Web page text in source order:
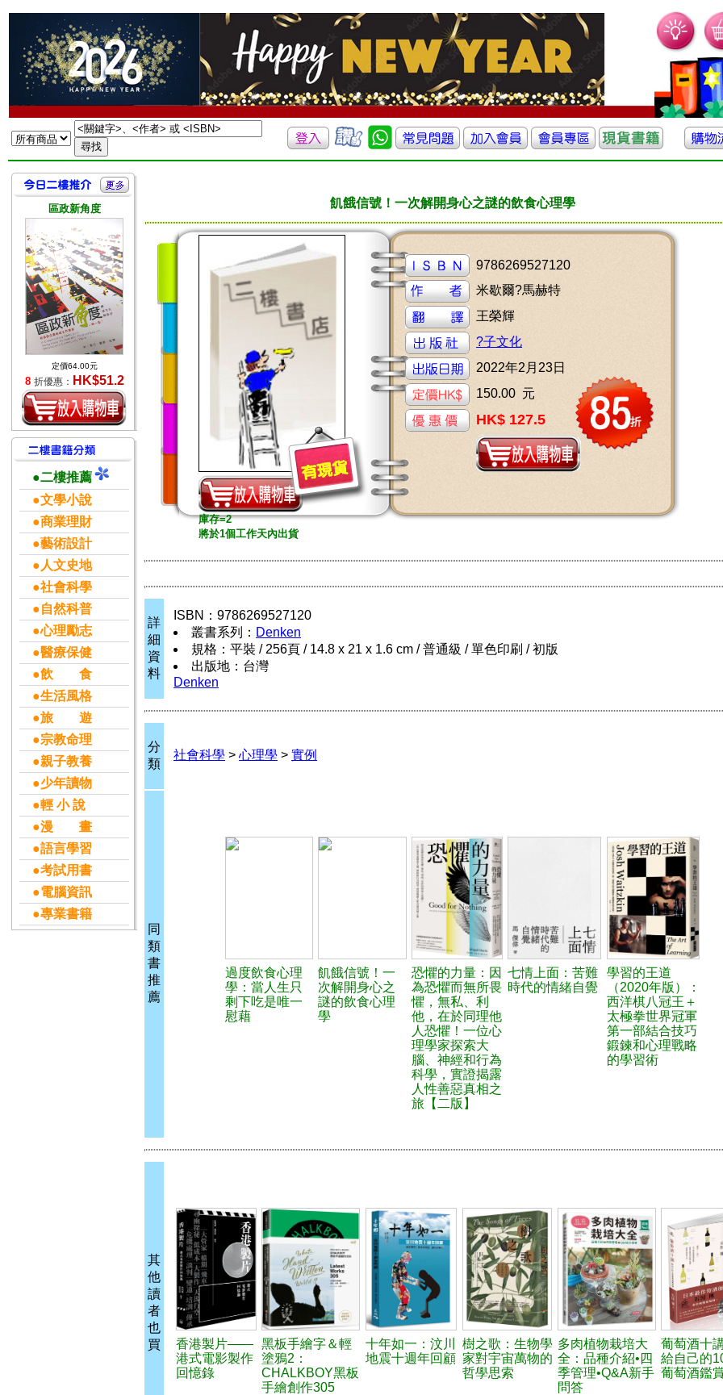
區政新角度
定價64.00元
8 折優惠： HK$51.2
●二樓推薦
●文學小說
●商業理財
●藝術設計
●人文史地
●社會科學
●自然科普
●心理勵志
●醫療保健
●飲 食
●生活風格
●旅 遊
●宗教命理
●親子教養
●少年讀物
●輕 小 說
●漫 畫
●語言學習
●考試用書
●電腦資訊
●專業書籍
飢餓信號！一次解開身心之謎的飲食心理學
庫存=2
將於1個工作天內出貨
9786269527120
米歇爾?馬赫特
王榮輝
?子文化
2022年2月23日
150.00 元
HK$ 127.5
詳
細
資
料
ISBN：9786269527120
叢書系列： Denken
規格：平裝 / 256頁 / 14.8 x 21 x 1.6 cm / 普通級 / 單色印刷 / 初版
出版地：台灣
Denken
分
類
社會科學 > 心理學 > 實例
同
類
書
推
薦
過度飲食心理
學：當人生只
剩下吃是唯一
慰藉
飢餓信號！一
次解開身心之
謎的飲食心理
學
恐懼的力量：因
為恐懼而無所畏
懼，無私、利
他，在於同理他
人恐懼！一位心
理學家探索大
腦、神經和行為
科學，實證揭露
人性善惡真相之
旅【二版】
七情上面：苦難
時代的情緒自覺
學習的王道
（2020年版）：
西洋棋八冠王＋
太極拳世界冠軍
第一部結合技巧
鍛鍊和心理戰略
的學習術
其
他
讀
者
也
買
香港製片——
港式電影製作
回憶錄
黑板手繪字＆輕
塗鴉2：
CHALKBOY黑板
手繪創作305
十年如一：汶川
地震十週年回顧
樹之歌：生物學
家對宇宙萬物的
哲學思索
多肉植物栽培大
全：品種介紹•四
季管理•Q&A新手
問答
葡萄酒十講
給自己的
葡萄酒鑑